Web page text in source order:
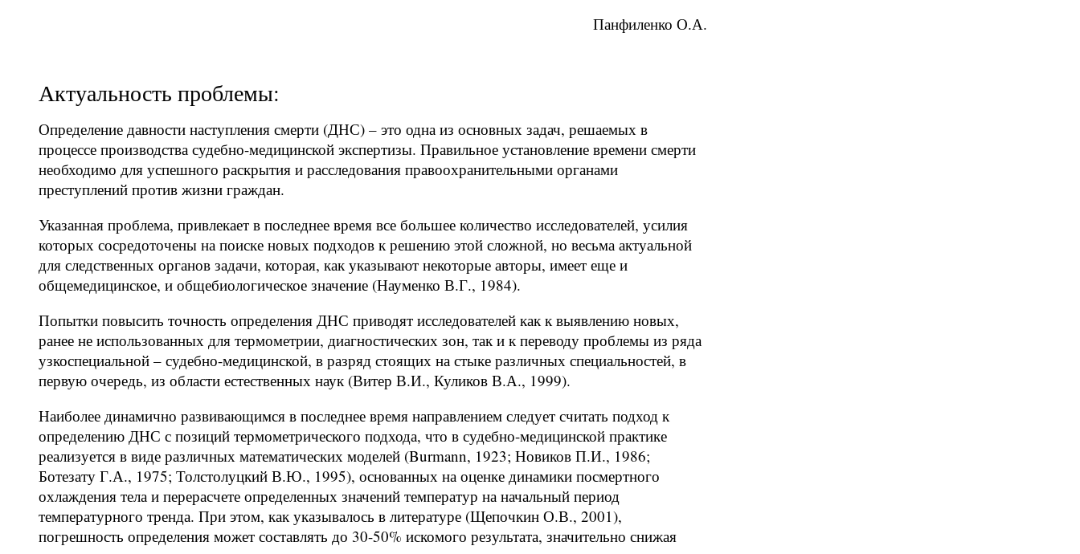
Панфиленко О.А.
Актуальность проблемы:
Определение давности наступления смерти (ДНС) – это одна из основных задач, решаемых в
процессе производства судебно-медицинской экспертизы. Правильное установление времени смерти
необходимо для успешного раскрытия и расследования правоохранительными органами
преступлений против жизни граждан.
Указанная проблема, привлекает в последнее время все большее количество исследователей, усилия
которых сосредоточены на поиске новых подходов к решению этой сложной, но весьма актуальной
для следственных органов задачи, которая, как указывают некоторые авторы, имеет еще и
общемедицинское, и общебиологическое значение (Науменко В.Г., 1984).
Попытки повысить точность определения ДНС приводят исследователей как к выявлению новых,
ранее не использованных для термометрии, диагностических зон, так и к переводу проблемы из ряда
узкоспециальной – судебно-медицинской, в разряд стоящих на стыке различных специальностей, в
первую очередь, из области естественных наук (Витер В.И., Куликов В.А., 1999).
Наиболее динамично развивающимся в последнее время направлением следует считать подход к
определению ДНС с позиций термометрического подхода, что в судебно-медицинской практике
реализуется в виде различных математических моделей (Burmann, 1923; Новиков П.И., 1986;
Ботезату Г.А., 1975; Толстолуцкий В.Ю., 1995), основанных на оценке динамики посмертного
охлаждения тела и перерасчете определенных значений температур на начальный период
температурного тренда. При этом, как указывалось в литературе (Щепочкин О.В., 2001),
погрешность определения может составлять до 30-50% искомого результата, значительно снижая